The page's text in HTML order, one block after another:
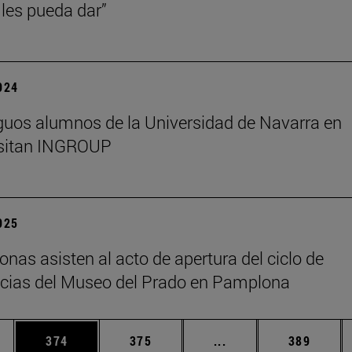
pueda dar”
alumnos de la Universidad de Navarra en
INGROUP
asisten al acto de apertura del ciclo de
del Museo del Prado en Pamplona
Use TAB para desplazarse.
Página
374 Página
375 ... Páginas intermedias
Página
389